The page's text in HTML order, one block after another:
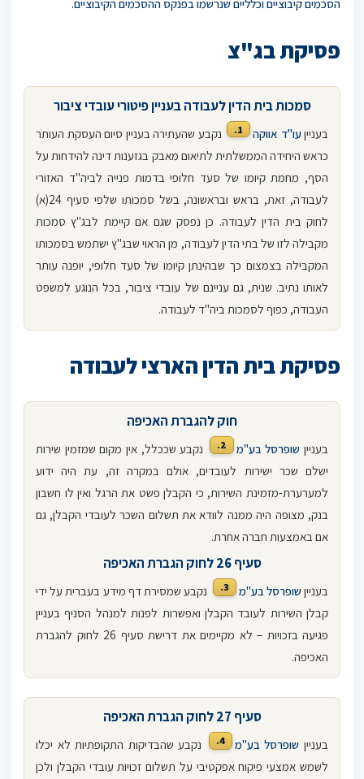
הסכמים קיבוציים וכלליים שנרשמו בפנקס ההסכמים הקיבוציים.
פסיקת בג"צ
סמכות בית הדין לעבודה בעניין פיטורי עובדי ציבור
בענייןעו"ד אווקה 1.
נקבע שהעתירה בעניין סיום העסקת העותר
כראש היחידה הממשלתית לתיאום מאבק בגזענות דינה להידחות על
הסף, מחמת קיומו של סעד חלופי בדמות פנייה לביה"ד האזורי
לעבודה, זאת, בראש ובראשונה, בשל סמכותו שלפי סעיף 24(א)
לחוק בית הדין לעבודה. כן נפסק שגם אם קיימת לבג"ץ סמכות
מקבילה לזו של בתי הדין לעבודה, מן הראוי שבג"ץ ישתמש בסמכותו
המקבילה בצמצום כך שבהינתן קיומו של סעד חלופי, יופנה עותר
לאותו נתיב. שנית, גם עניינם של עובדי ציבור, בכל הנוגע למשפט
העבודה, כפוף לסמכות ביה"ד לעבודה.
פסיקת בית הדין הארצי לעבודה
חוק להגברת האכיפה
בעניין שופרסל בע"מ 2.
נקבע שככלל, אין מקום שמזמין שירות
ישלם שכר ישירות לעובדים, אולם במקרה זה, עת היה ידוע
למערערת-מזמינת השירות, כי הקבלן פשט את הרגל ואין לו חשבון
בנק, מצופה היה ממנה לוודא את תשלום השכר לעובדי הקבלן, גם
אם באמצעות חברה אחרת.
סעיף 26 לחוק הגברת האכיפה
בענייןשופרסל בע"מ 3.
נקבע שמסירת דף מידע בעברית על ידי
קבלן השירות לעובד הקבלן ואפשרות לפנות למנהל הסניף בעניין
פגיעה בזכויות – לא מקיימים את דרישת סעיף 26 לחוק להגברת
האכיפה.
סעיף 27 לחוק הגברת האכיפה
בעניין שופרסל בע"מ 4.
נקבע שהבדיקות התקופתיות לא יכלו
לשמש אמצעי פיקוח אפקטיבי על תשלום זכויות עובדי הקבלן ולכן